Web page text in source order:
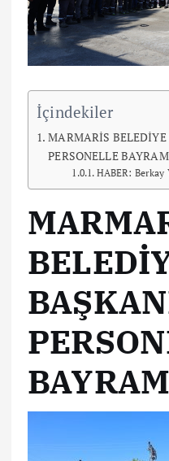
İçindekiler
MARMARİS
PERSONELLE
HABER: